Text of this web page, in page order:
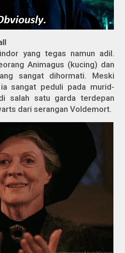
yang tegas namun adil.
Animagus (kucing) dan
sangat dihormati. Meski
sangat peduli pada murid-
salah satu garda terdepan
dari serangan Voldemort.